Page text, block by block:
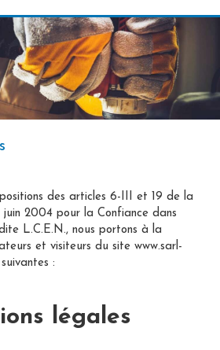
des articles 6-III et 19 de la
juin 2004 pour la Confiance dans
L.C.E.N., nous portons à la
et visiteurs du site www.sarl-
:
légales